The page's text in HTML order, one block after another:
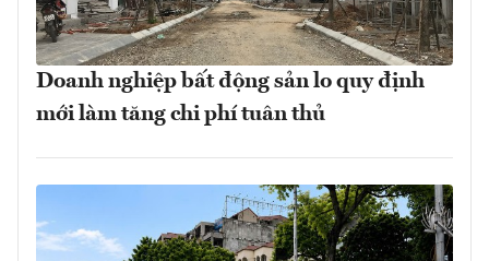
Doanh nghiệp bất động sản lo quy định
mới làm tăng chi phí tuân thủ